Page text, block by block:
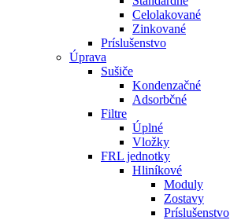
Celolakované
Zinkované
Príslušenstvo
Úprava
Sušiče
Kondenzačné
Adsorbčné
Filtre
Úplné
Vložky
FRL jednotky
Hliníkové
Moduly
Zostavy
Príslušenstvo